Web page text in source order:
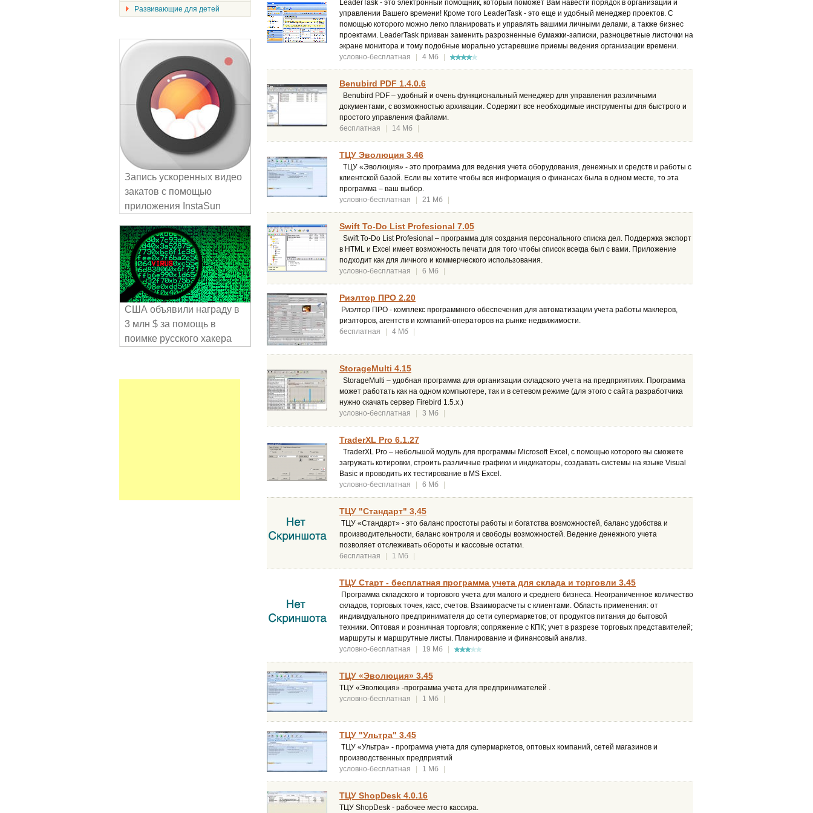
LeaderTask - это электронный помощник, который поможет Вам навести порядок в организации и
управлении Вашего времени! Кроме того LeaderTask - это еще и удобный менеджер проектов. С
помощью которого можно легко планировать и управлять вашими личными делами, а также бизнес
проектами. LeaderTask призван заменить разрозненные бумажки-записки, разноцветные листочки на
экране монитора и тому подобные морально устаревшие приемы ведения организации времени.
условно-бесплатная
4 Мб
Benubird PDF 1.4.0.6
Benubird PDF – удобный и очень функциональный менеджер для управления различными
документами, с возможностью архивации. Содержит все необходимые инструменты для быстрого и
простого управления файлами.
бесплатная
14 Мб
ТЦУ Эволюция 3.46
ТЦУ «Эволюция» - это программа для ведения учета оборудования, денежных и средств и работы с
клиентской базой. Если вы хотите чтобы вся информация о финансах была в одном месте, то эта
программа – ваш выбор.
условно-бесплатная
21 Мб
Swift To-Do List Profesional 7.05
Swift To-Do List Profesional – программа для создания персонального списка дел. Поддержка экспорт
в HTML и Excel имеет возможность печати для того чтобы список всегда был с вами. Приложение
подходит как для личного и коммерческого использования.
условно-бесплатная
6 Мб
Риэлтор ПРО 2.20
Риэлтор ПРО - комплекс программного обеспечения для автоматизации учета работы маклеров,
риэлторов, агентств и компаний-операторов на рынке недвижимости.
бесплатная
4 Мб
StorageMulti 4.15
StorageMulti – удобная программа для организации складского учета на предприятиях. Программа
может работать как на одном компьютере, так и в сетевом режиме (для этого с сайта разработчика
нужно скачать сервер Firebird 1.5.x.)
условно-бесплатная
3 Мб
TraderXL Pro 6.1.27
TraderXL Pro – небольшой модуль для программы Microsoft Excel, с помощью которого вы сможете
загружать котировки, строить различные графики и индикаторы, создавать системы на языке Visual
Basic и проводить их тестирование в MS Excel.
условно-бесплатная
6 Мб
ТЦУ "Стандарт" 3,45
ТЦУ «Стандарт» - это баланс простоты работы и богатства возможностей, баланс удобства и
производительности, баланс контроля и свободы возможностей. Ведение денежного учета
позволяет отслеживать обороты и кассовые остатки.
бесплатная
1 Мб
ТЦУ Старт - бесплатная программа учета для склада и торговли 3.45
Программа складского и торгового учета для малого и среднего бизнеса. Неограниченное количество
складов, торговых точек, касс, счетов. Взаиморасчеты с клиентами. Область применения: от
индивидуального предпринимателя до сети супермаркетов; от продуктов питания до бытовой
техники. Оптовая и розничная торговля; сопряжение с КПК; учет в разрезе торговых представителей;
маршруты и маршрутные листы. Планирование и финансовый анализ.
условно-бесплатная
19 Мб
ТЦУ «Эволюция» 3.45
ТЦУ «Эволюция» -программа учета для предпринимателей .
условно-бесплатная
1 Мб
ТЦУ "Ультра" 3.45
ТЦУ «Ультра» - программа учета для супермаркетов, оптовых компаний, сетей магазинов и
производственных предприятий
условно-бесплатная
1 Мб
ТЦУ ShopDesk 4.0.16
ТЦУ ShopDesk - рабочее место кассира.
Развивающие для детей
Запись ускоренных видео
закатов с помощью
приложения InstaSun
США объявили награду в
3 млн $ за помощь в
поимке русского хакера